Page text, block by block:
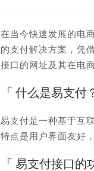
在当今快速发展的电
的支付解决方案，凭
接口的网址及其在电
什么是易支付
易支付是一种基于互
特点是用户界面友好
易支付接口的